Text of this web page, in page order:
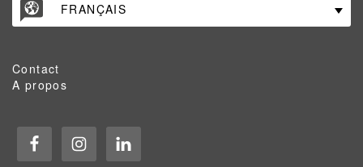
FRANÇAIS
Contact
A propos